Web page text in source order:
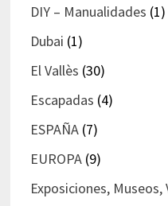
DIY – Manualidades (1)
Dubai (1)
El Vallès (30)
Escapadas (4)
ESPAÑA(7)
EUROPA(9)
Exposiciones,